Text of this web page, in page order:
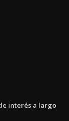
interés a largo